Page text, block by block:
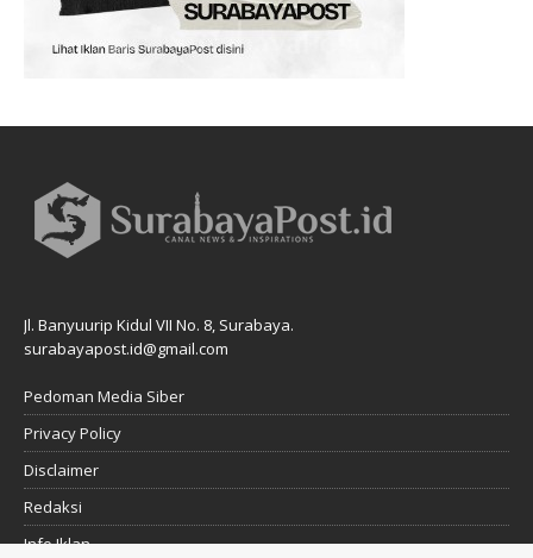
Jl. Banyuurip Kidul VII No. 8, Surabaya.
surabayapost.id@gmail.com
Pedoman Media Siber
Privacy Policy
Disclaimer
Redaksi
Info Iklan